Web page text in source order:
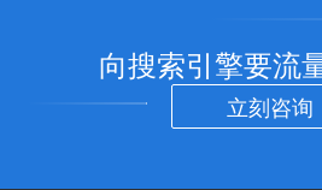
向搜索引擎要流
立刻咨询